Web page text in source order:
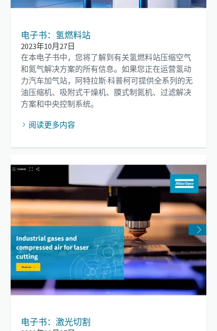
电子书：氢燃料站
2023年10月27日
在本电子书中，您将了解到有关氢燃料站压缩空气
和氮气解决方案的所有信息。如果您正在运营氢动
力汽车加气站，阿特拉斯·科普柯可提供全系列的无
油压缩机、吸附式干燥机、膜式制氮机、过滤解决
方案和中央控制系统。
阅读更多内容
电子书：激光切割